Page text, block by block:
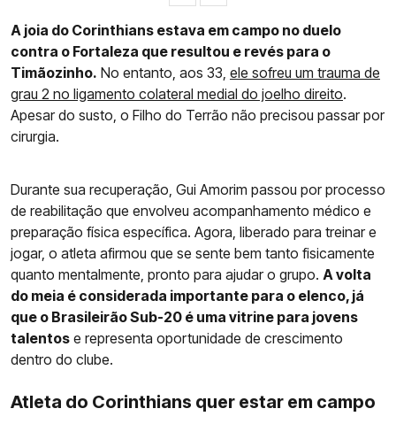
A joia do Corinthians estava em campo no duelo
contra o Fortaleza que resultou e revés para o
Timãozinho. No entanto, aos 33, ele sofreu um trauma de
grau 2 no ligamento colateral medial do joelho direito.
Apesar do susto, o Filho do Terrão não precisou passar por
cirurgia.
Durante sua recuperação, Gui Amorim passou por processo
de reabilitação que envolveu acompanhamento médico e
preparação física específica. Agora, liberado para treinar e
jogar, o atleta afirmou que se sente bem tanto fisicamente
quanto mentalmente, pronto para ajudar o grupo. A volta
do meia é considerada importante para o elenco, já
que o Brasileirão Sub-20 é uma vitrine para jovens
talentos e representa oportunidade de crescimento
dentro do clube.
Atleta do Corinthians quer estar em campo